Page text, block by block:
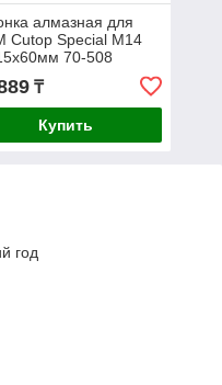
алмазная для
Special М14
70-508
₸
Купить
год